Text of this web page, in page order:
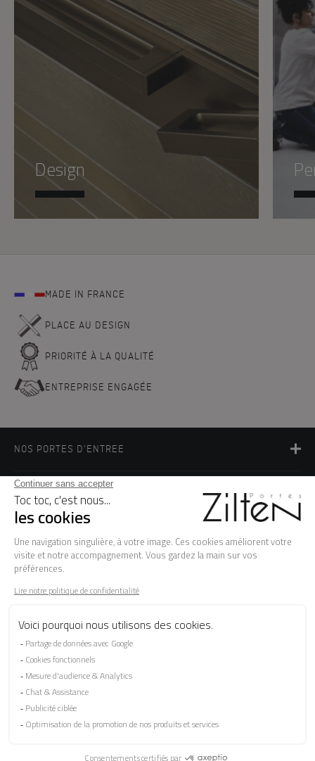
Design
MADE IN FRANCE
PLACE AU DESIGN
PRIORITÉ À LA QUALITÉ
ENTREPRISE ENGAGÉE
NOS PORTES D'ENTREE
FAQ
Les garanties
Le SAV
Besoin d'informations ? Nos conseillers
CONTACTEZ-NOUS
SUIVEZ-NOUS SUR LES RÉSEAUX SOCIAUX !